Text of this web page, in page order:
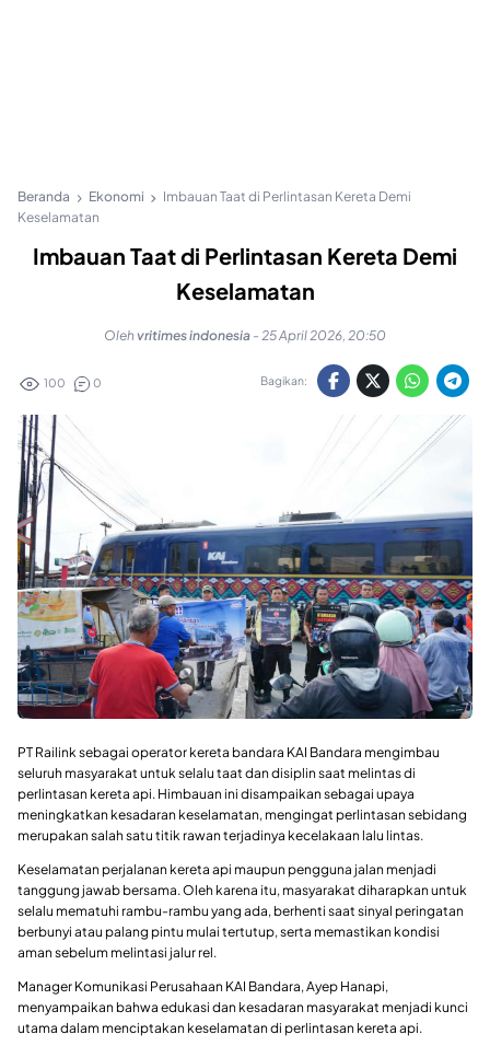
Beranda Ekonomi
Imbauan Taat di Perlintasan Kereta Demi
Keselamatan
Imbauan Taat di Perlintasan Kereta Demi
Keselamatan
Oleh vritimes indonesia - 25 April 2026, 20:50
100 0 Bagikan:
PT Railink sebagai operator kereta bandara KAI Bandara mengimbau
seluruh masyarakat untuk selalu taat dan disiplin saat melintas di
perlintasan kereta api. Himbauan ini disampaikan sebagai upaya
meningkatkan kesadaran keselamatan, mengingat perlintasan sebidang
merupakan salah satu titik rawan terjadinya kecelakaan lalu lintas.
Keselamatan perjalanan kereta api maupun pengguna jalan menjadi
tanggung jawab bersama. Oleh karena itu, masyarakat diharapkan untuk
selalu mematuhi rambu-rambu yang ada, berhenti saat sinyal peringatan
berbunyi atau palang pintu mulai tertutup, serta memastikan kondisi
aman sebelum melintasi jalur rel.
Manager Komunikasi Perusahaan KAI Bandara, Ayep Hanapi,
menyampaikan bahwa edukasi dan kesadaran masyarakat menjadi kunci
utama dalam menciptakan keselamatan di perlintasan kereta api.